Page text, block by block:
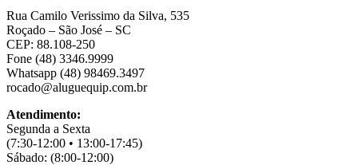
Rua Camilo Verissimo da Silva, 535
Roçado – São José – SC
CEP: 88.108-250
Fone (48) 3346.9999
Whatsapp (48) 98469.3497
rocado@aluguequip.com.br
Atendimento:
Segunda a Sexta
(7:30-12:00 • 13:00-17:45)
Sábado: (8:00-12:00)